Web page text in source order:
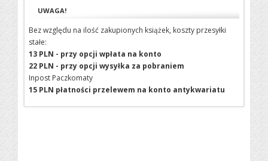
UWAGA!
Bez względu na ilość zakupionych książek, koszty przesyłki
stałe:
13 PLN - przy opcji wpłata na konto
22 PLN - przy opcji wysyłka za pobraniem
Inpost Paczkomaty
15 PLN płatności przelewem na konto antykwariatu